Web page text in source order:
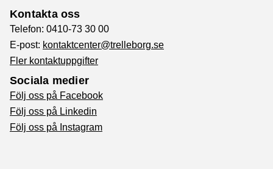
Kontakta oss
Telefon: 0410-73 30 00
E-post: kontaktcenter@trelleborg.se
Fler kontaktuppgifter
Sociala medier
Följ oss på Facebook
Följ oss på Linkedin
Följ oss på Instagram